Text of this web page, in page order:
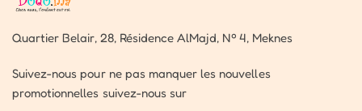
Quartier Belair, 28, Résidence AlMajd, Nº 4, Meknes
Suivez-nous pour ne pas manquer les nouvelles
promotionnelles suivez-nous sur